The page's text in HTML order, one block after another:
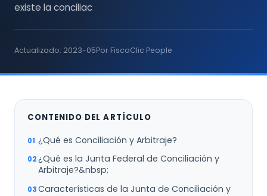
existe la conciliac
Actualizado: 2023-05Por FiscoClic People
CONTENIDO DEL ARTÍCULO
¿Qué es Conciliación y Arbitraje?
¿Qué es la Junta Federal de Conciliación y
Arbitraje?&nbsp;
Características de la Junta de Conciliación y